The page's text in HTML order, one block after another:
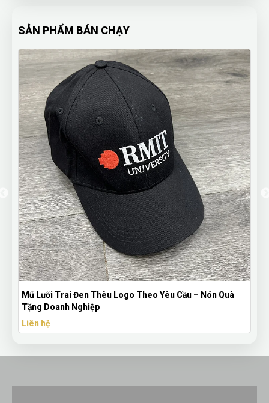
SẢN PHẨM BÁN CHẠY
Mũ Lưỡi Trai Đen Thêu Logo Theo Yêu Cầu – Nón Quà
Tặng Doanh Nghiệp
Liên hệ